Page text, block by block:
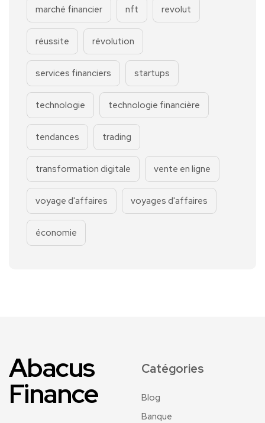
marché financier nft revolut
réussite révolution
services financiers startups
technologie technologie financière
tendances trading
transformation digitale vente en ligne
voyage d'affaires voyages d'affaires
économie
Abacus
Finance
Catégories
Blog
Banque